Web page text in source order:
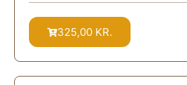
325,00 KR.